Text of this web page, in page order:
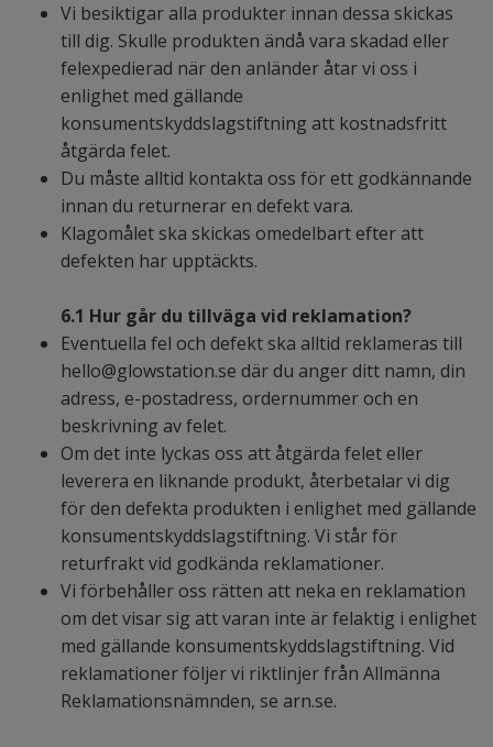
Vi besiktigar alla produkter innan dessa skickas
till dig. Skulle produkten ändå vara skadad eller
felexpedierad när den anländer åtar vi oss i
enlighet med gällande
konsumentskyddslagstiftning att kostnadsfritt
åtgärda felet.
Du måste alltid kontakta oss för ett godkännande
innan du returnerar en defekt vara.
Klagomålet ska skickas omedelbart efter att
defekten har upptäckts.
6.1 Hur går du tillväga vid reklamation?
Eventuella fel och defekt ska alltid reklameras till
hello@glowstation.se där du anger ditt namn, din
adress, e-postadress, ordernummer och en
beskrivning av felet.
Om det inte lyckas oss att åtgärda felet eller
leverera en liknande produkt, återbetalar vi dig
för den defekta produkten i enlighet med gällande
konsumentskyddslagstiftning. Vi står för
returfrakt vid godkända reklamationer.
Vi förbehåller oss rätten att neka en reklamation
om det visar sig att varan inte är felaktig i enlighet
med gällande konsumentskyddslagstiftning. Vid
reklamationer följer vi riktlinjer från Allmänna
Reklamationsnämnden, se arn.se.